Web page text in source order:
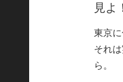
見よ
東京
それ
ら。